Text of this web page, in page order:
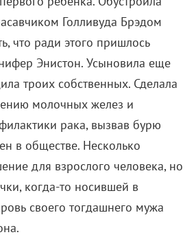
Голливуда Брэдом
что ради этого пришлось
Энистон. Усыновила еще
троих собственных. Сделала
молочных желез и
рака, вызвав бурю
в обществе. Несколько
для взрослого человека, но
когда-то носившей в
своего тогдашнего мужа